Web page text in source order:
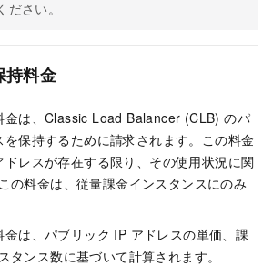
ださい。
持料金
金は、Classic Load Balancer (CLB) のパ
保持するために請求されます。この料金
レスが存在する限り、その使用状況に関
の料金は、従量課金インスタンスにのみ
は、パブリック IP アドレスの単価、課
タンス数に基づいて計算されます。